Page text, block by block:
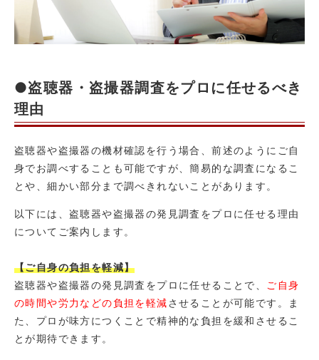
●盗聴器・盗撮器調査をプロに任せるべき
理由
盗聴器や盗撮器の機材確認を行う場合、前述のようにご自
身でお調べすることも可能ですが、簡易的な調査になるこ
とや、細かい部分まで調べきれないことがあります。
以下には、盗聴器や盗撮器の発見調査をプロに任せる理由
についてご案内します。
【ご自身の負担を軽減】
盗聴器や盗撮器の発見調査をプロに任せることで、
ご自身
の時間や労力などの負担を軽減させることが可能です。ま
た、プロが味方につくことで精神的な負担を緩和させるこ
とが期待できます。